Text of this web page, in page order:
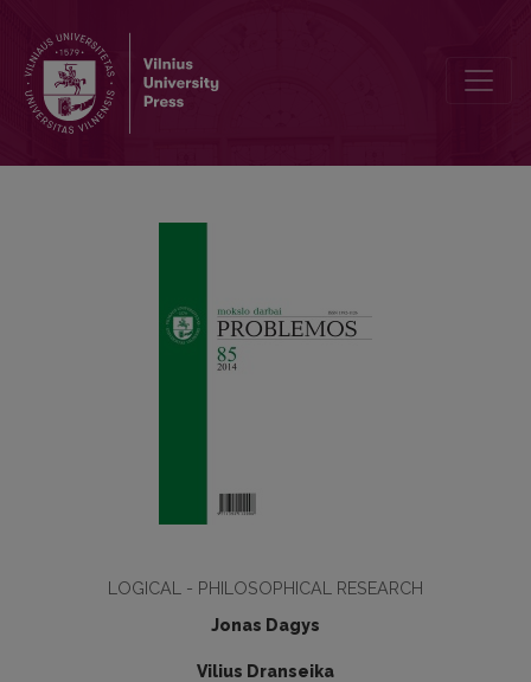
LOGICAL - PHILOSOPHICAL RESEARCH
Jonas Dagys
Vilius Dranseika